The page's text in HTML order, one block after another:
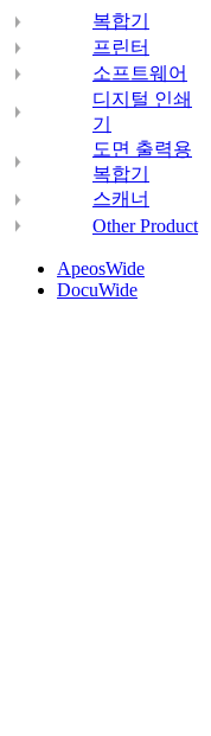
복합기
프린터
소프트웨어
디지털 인쇄
기
도면 출력용
복합기
스캐너
Other Product
ApeosWide
DocuWide